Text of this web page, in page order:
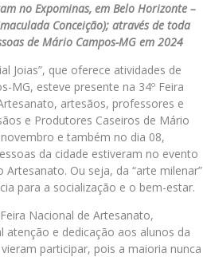
no Expominas, em Belo Horizonte –
Conceição); através de toda
de Mário Campos-MG em 2024
Joias”, que oferece atividades de
MG, esteve presente na 34º Feira
artesãos, professores e
e Produtores Caseiros de Mário
e também no dia 08,
da cidade estiveram no evento
Ou seja, da “arte milenar”
para a socialização e o bem-estar.
Nacional de Artesanato,
e dedicação aos alunos da
participar, pois a maioria nunca